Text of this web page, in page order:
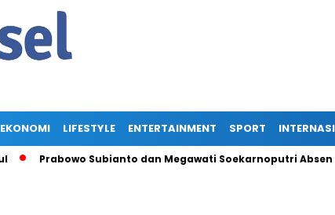
EKONOMI LIFESTYLE ENTERTAINMENT SPORT
Prabowo Subianto dan Megawati Soekarnoputri Absen di